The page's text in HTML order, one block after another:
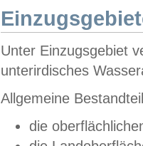
Unter Einzugsgebiet
unterirdisches
Allgemeine
die